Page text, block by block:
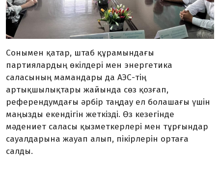
Сонымен қатар, штаб құрамындағы
партиялардың өкілдері мен энергетика
саласының мамандары да АЭС-тің
артықшылықтары жайында сөз қозғап,
референдумдағы әрбір таңдау ел болашағы үшін
маңызды екендігін жеткізді. Өз кезегінде
мәдениет саласы қызметкерлері мен тұрғындар
сауалдарына жауап алып, пікірлерін ортаға
салды.